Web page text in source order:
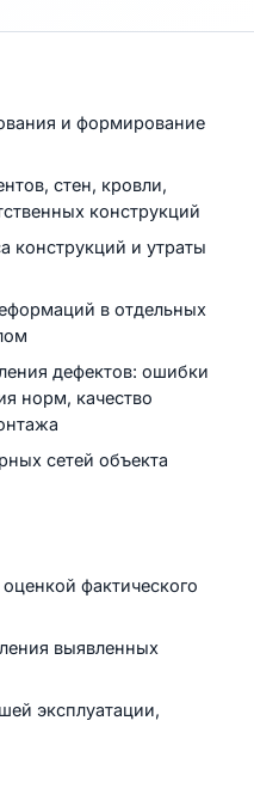
и формирование
стен, кровли,
конструкций
конструкций и утраты
в отдельных
дефектов: ошибки
норм, качество
сетей объекта
фактического
выявленных
эксплуатации,